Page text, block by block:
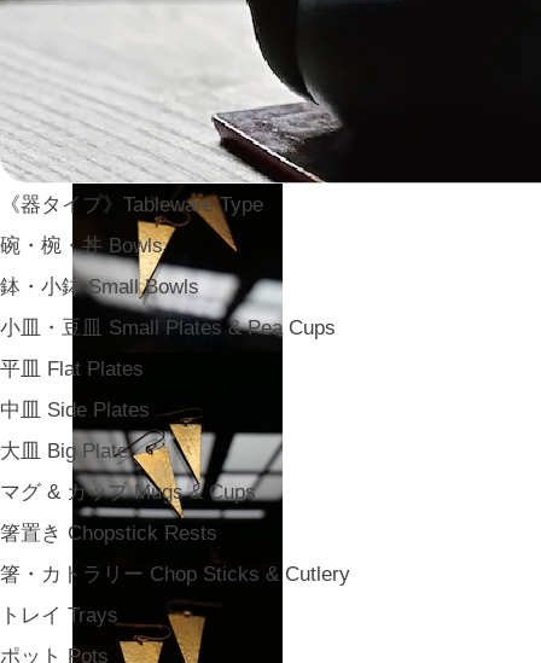
《器タイプ》Tableware Type
碗・椀・丼 Bowls
鉢・小鉢 Small Bowls
小皿・豆皿 Small Plates & Pea Cups
平皿 Flat Plates
中皿 Side Plates
大皿 Big Plate
マグ & カップ Mugs & Cups
箸置き Chopstick Rests
箸・カトラリー Chop Sticks & Cutlery
トレイ Trays
ポット Pots